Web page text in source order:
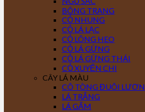
BÔNG TRANG
CỎ NHUNG
CỎ LÁ LẠC
CỎ LÔNG HEO
CỎ LÁ GỪNG
CỎ LÁ GỪNG THÁI
CỎ XUYẾN CHI
CÂY LÁ MÀU
CÔ TÒNG ĐUÔI LƯƠN
LÁ TRẮNG
LÁ GẤM